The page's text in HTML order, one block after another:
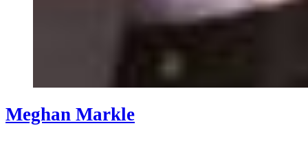
Meghan Markle